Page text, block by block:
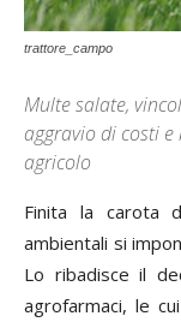
trattore_campo
Multe salate,
aggravio di costi
agricolo
Finita la carota
ambientali si
Lo ribadisce il
agrofarmaci, le